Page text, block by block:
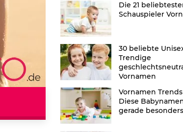
Die 21
Schauspieler
30 beliebte
Trendige
Vornamen
Vornamen Trends
Diese
gerade